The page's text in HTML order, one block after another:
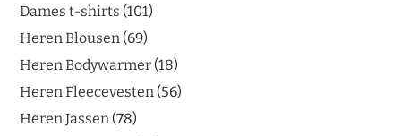
Dames t-shirts 101
Heren Blousen 69
Heren Bodywarmer 18
Heren Fleecevesten 56
Heren Jassen 78